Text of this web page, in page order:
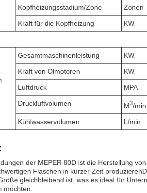
Kopfheizungsstadium/Zone Zonen
Kraft für die Kopfheizung KW
Gesamtmaschinenleistung KW
Kraft von Ölmotoren KW
Luftdruck MPA
Druckluftvolumen M3/min
Kühlwasservolumen L/min
der MEPER 80D ist die Herstellung
Flaschen in kurzer Zeit
gleichbleibend ist, was es ideal für
möchten.